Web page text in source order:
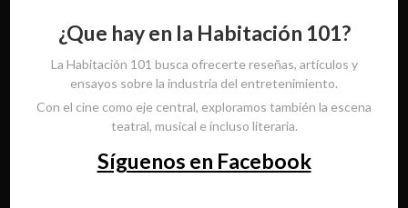
¿Que hay en la Habitación 101?
La Habitación 101 busca ofrecerte reseñas, artículos y
ensayos sobre la industria del entretenimiento.
Con el cine como eje central, exploramos también la escena
teatral, musical e incluso literaria.
Síguenos en Facebook